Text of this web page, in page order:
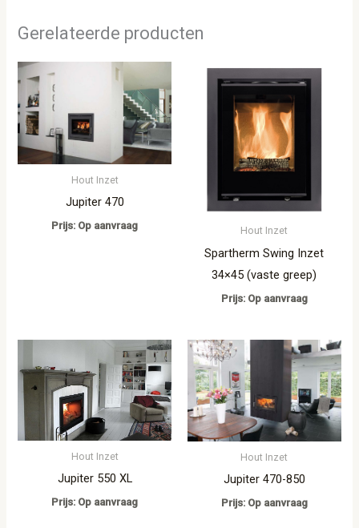
Gerelateerde producten
Hout Inzet
Jupiter 470
Prijs: Op aanvraag Hout Inzet
Spartherm Swing Inzet
34×45 (vaste greep)
Prijs: Op aanvraag
Hout Inzet
Jupiter 550 XL
Prijs: Op aanvraag
Hout Inzet
Jupiter 470-850
Prijs: Op aanvraag